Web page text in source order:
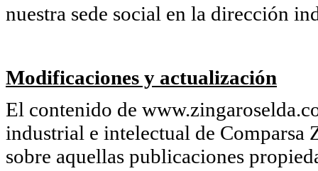
nuestra sede social en la dirección
Modificaciones y actualización
El contenido de
industrial e intelectual de Comparsa
sobre aquellas publicaciones